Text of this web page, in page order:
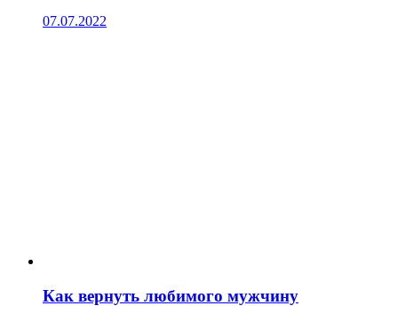
07.07.2022
Как вернуть любимого мужчину